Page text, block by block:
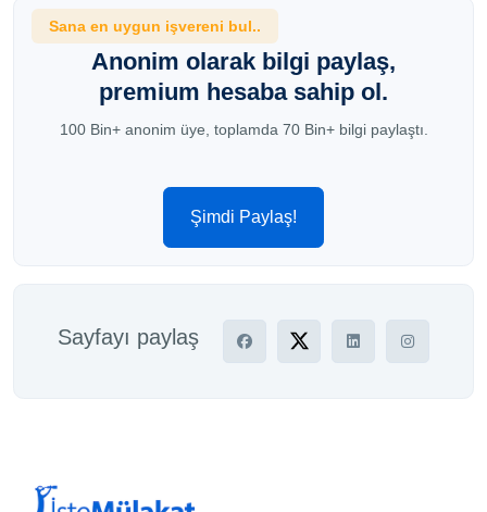
Sana en uygun işvereni bul..
Anonim olarak bilgi paylaş,
premium hesaba sahip ol.
100 Bin+ anonim üye, toplamda 70 Bin+ bilgi paylaştı.
Şimdi Paylaş!
Sayfayı paylaş